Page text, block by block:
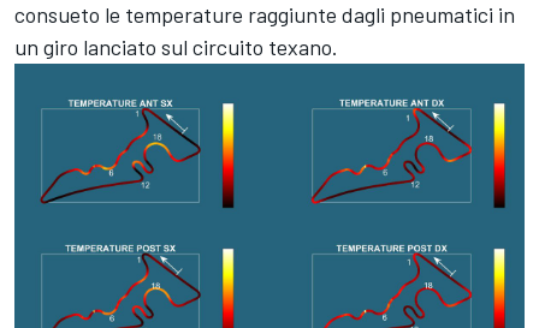
consueto le temperature raggiunte dagli pneumatici in
un giro lanciato sul circuito texano.